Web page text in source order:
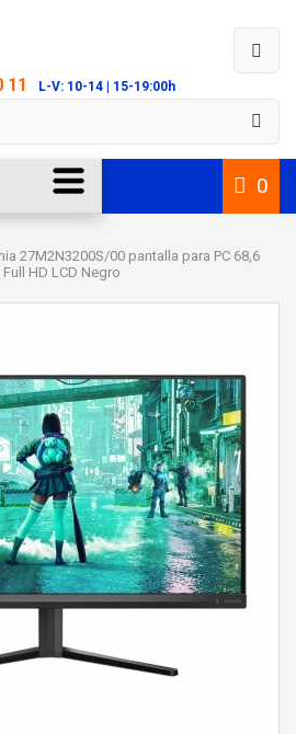
11 L-V: 10-14 | 15-19:00h
0
27M2N3200S/00 pantalla para PC 68,6
HD LCD Negro